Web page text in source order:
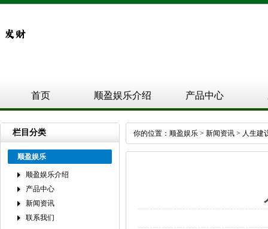
首页 顺盈娱乐介绍 产品中心
栏目分类
顺盈娱乐
顺盈娱乐介绍
产品中心
新闻资讯
联系我们
你的位置： 顺盈娱乐 > 新闻资讯 > 人生建